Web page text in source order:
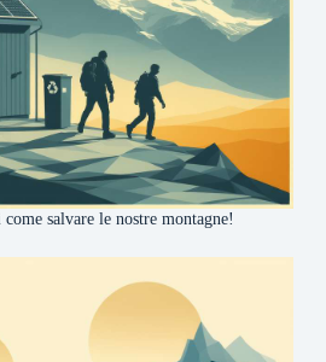
salvare le nostre montagne!